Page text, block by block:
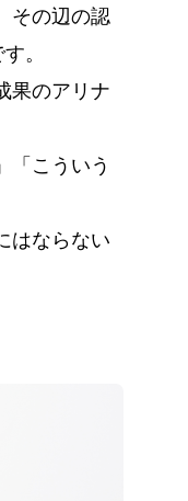
その辺の認
。
果のアリナ
「こういう
はならない